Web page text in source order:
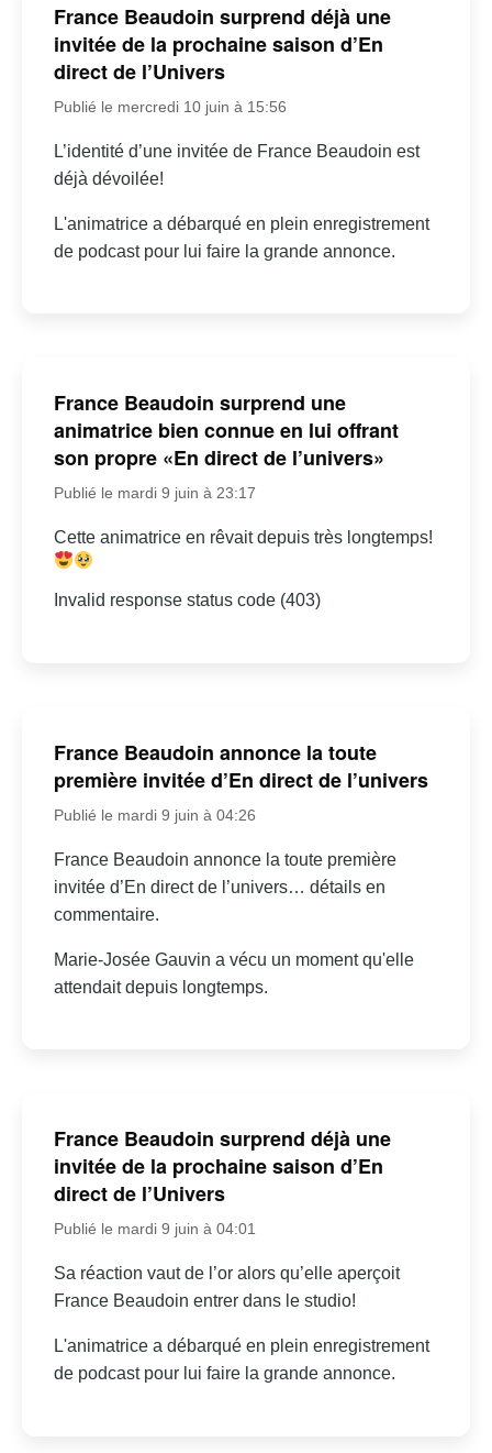
France Beaudoin surprend déjà une
invitée de la prochaine saison d’En
direct de l’Univers
Publié le mercredi 10 juin à 15:56
L’identité d’une invitée de France Beaudoin est
déjà dévoilée!
L'animatrice a débarqué en plein enregistrement
de podcast pour lui faire la grande annonce.
France Beaudoin surprend une
animatrice bien connue en lui offrant
son propre «En direct de l’univers»
Publié le mardi 9 juin à 23:17
Cette animatrice en rêvait depuis très longtemps!
Invalid response status code (403)
France Beaudoin annonce la toute
première invitée d’En direct de l’univers
Publié le mardi 9 juin à 04:26
France Beaudoin annonce la toute première
invitée d’En direct de l’univers… détails en
commentaire.
Marie-Josée Gauvin a vécu un moment qu'elle
attendait depuis longtemps.
France Beaudoin surprend déjà une
invitée de la prochaine saison d’En
direct de l’Univers
Publié le mardi 9 juin à 04:01
Sa réaction vaut de l’or alors qu’elle aperçoit
France Beaudoin entrer dans le studio!
L'animatrice a débarqué en plein enregistrement
de podcast pour lui faire la grande annonce.